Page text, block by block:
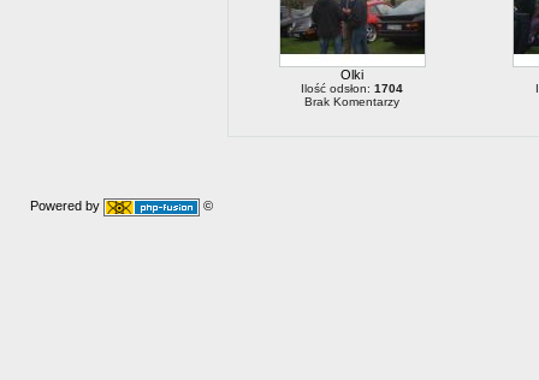
Olki
Ilość odsłon: 1704
Brak Komentarzy
Powered by ©